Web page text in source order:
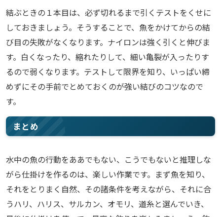
結ぶときの１本目は、必ず切れるまで引くテストをくせに
しておきましょう。そうすることで、魚をかけてからの結
び目の失敗がなくなります。ナイロンは強く引くと伸びま
す。白くなったり、縮れたりして、細い亀裂が入ったりす
るので弱くなります。テストして限界を知り、いっぱい締
めずにその手前でとめておくのが強い結びのコツなので
す。
まとめ
水中の魚の行動をああでもない、こうでもないと推理しな
がら仕掛けを作るのは、楽しい作業です。まず魚を知り、
それをとりまく自然、その諸条件を考えながら、それに合
うハリ、ハリス、サルカン、オモリ、道糸と選んでいき、